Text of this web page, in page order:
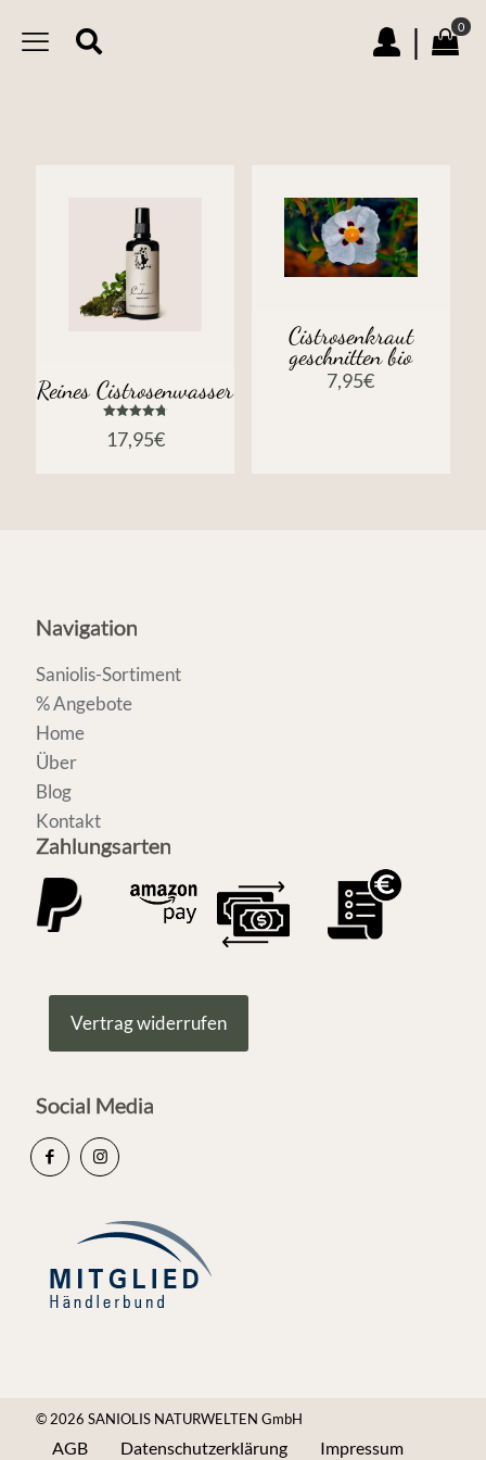
| 0
Reines Cistrosenwasser
mit
4.75
17,95€
Cistrosenkraut
geschnitten bio
7,95€
Navigation
Saniolis-Sortiment
% Angebote
Home
Über
Blog
Kontakt
Zahlungsarten
Vertrag widerrufen
Social Media
© 2026 SANIOLIS NATURWELTEN GmbH
AGB Datenschutzerklärung Impressum